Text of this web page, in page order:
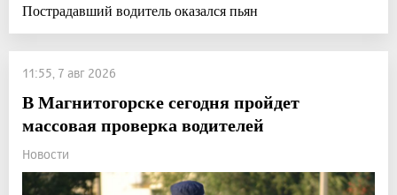
Пострадавший водитель оказался пьян
11:55, 7 авг 2026
В Магнитогорске сегодня пройдет
массовая проверка водителей
Новости